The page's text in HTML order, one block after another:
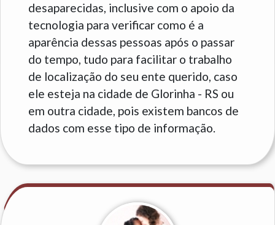
desaparecidas, inclusive com o apoio da
tecnologia para verificar como é a
aparência dessas pessoas após o passar
do tempo, tudo para facilitar o trabalho
de localização do seu ente querido, caso
ele esteja na cidade de Glorinha - RS ou
em outra cidade, pois existem bancos de
dados com esse tipo de informação.